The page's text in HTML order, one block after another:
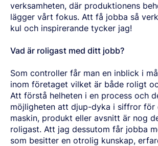
Sydamerika
Resten Av Världen
verksamheten, där produktionens
lägger vårt fokus. Att få jobba så
kul och inspirerande tycker jag!
Vad är roligast med ditt jobb?
Som controller får man en inblick i
inom företaget vilket är både roligt
Att förstå helheten i en process och
möjligheten att djup-dyka i siffror för
maskin, produkt eller avsnitt är nog
roligast. Att jag dessutom får jobba
som besitter en otrolig kunskap,